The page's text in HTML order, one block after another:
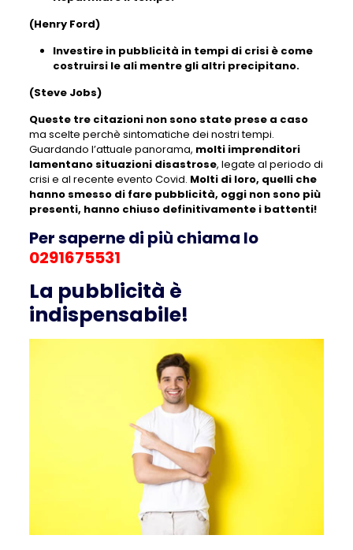
(Henry Ford)
Investire in pubblicità in tempi di crisi è come
costruirsi le ali mentre gli altri precipitano.
(Steve Jobs)
Queste tre citazioni non sono state prese a caso
ma scelte perchè sintomatiche dei nostri tempi.
Guardando l’attuale panorama, molti imprenditori
lamentano situazioni disastrose, legate al periodo di
crisi e al recente evento Covid. Molti di loro, quelli che
hanno smesso di fare pubblicità, oggi non sono più
presenti, hanno chiuso definitivamente i battenti!
Per saperne di più chiama lo
0291675531
La pubblicità è
indispensabile!